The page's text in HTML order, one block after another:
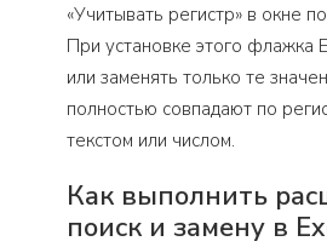
«Учитывать регистр» в окне
При установке этого флажка
или заменять только те
полностью совпадают по
текстом или числом.
Как выполнить
поиск и замену в